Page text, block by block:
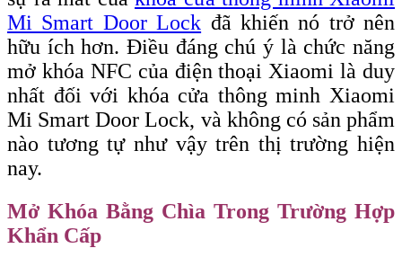
Mi Smart Door Lock đã khiến nó trở nên
hữu ích hơn. Điều đáng chú ý là chức năng
mở khóa NFC của điện thoại Xiaomi là duy
nhất đối với khóa cửa thông minh Xiaomi
Mi Smart Door Lock, và không có sản phẩm
nào tương tự như vậy trên thị trường hiện
nay.
Mở Khóa Bằng Chìa Trong Trường Hợp
Khẩn Cấp